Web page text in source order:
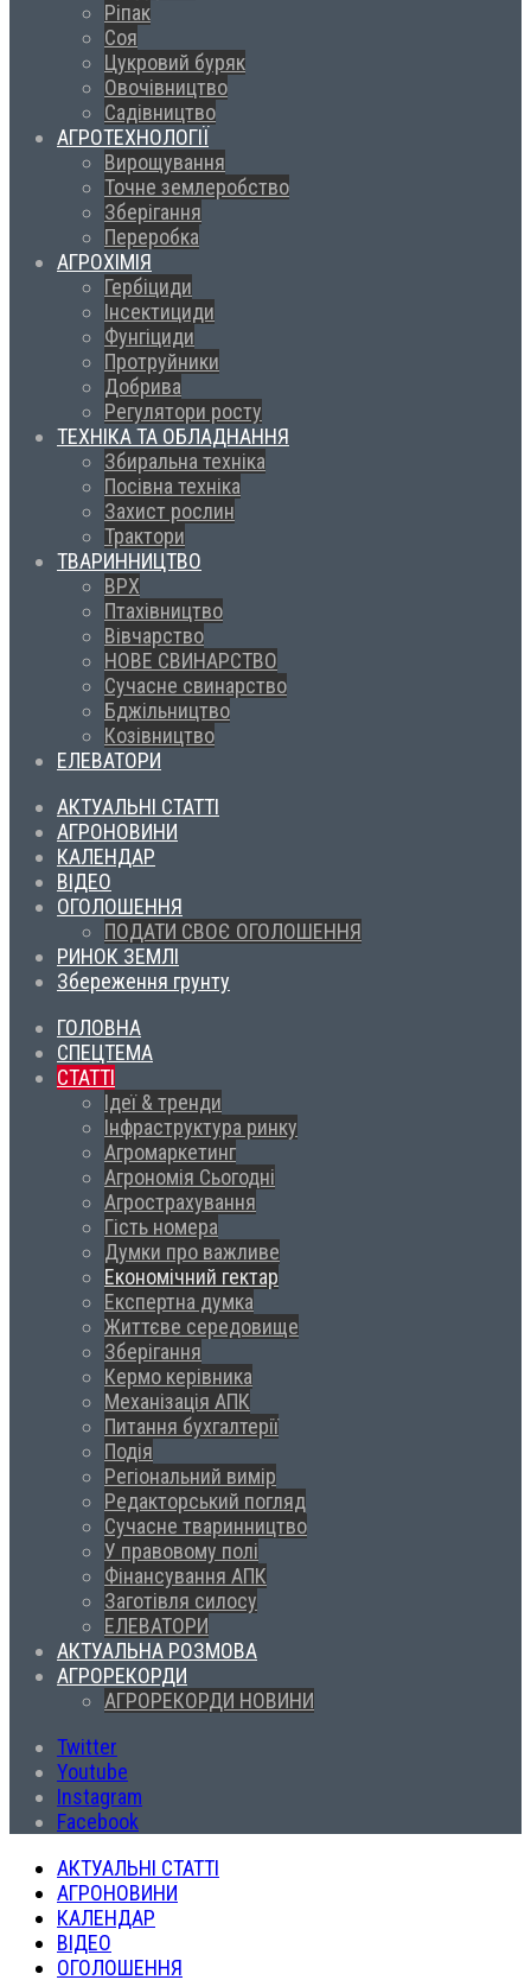
Ріпак
Соя
Цукровий буряк
Овочівництво
Садівництво
АГРОТЕХНОЛОГІЇ
Вирощування
Точне землеробство
Зберігання
Переробка
АГРОХІМІЯ
Гербіциди
Інсектициди
Фунгіциди
Протруйники
Добрива
Регулятори росту
ТЕХНІКА ТА ОБЛАДНАННЯ
Збиральна техніка
Посівна техніка
Захист рослин
Трактори
ТВАРИННИЦТВО
ВРХ
Птахівництво
Вівчарство
НОВЕ СВИНАРСТВО
Сучасне свинарство
Бджільництво
Козівництво
ЕЛЕВАТОРИ
АКТУАЛЬНІ СТАТТІ
АГРОНОВИНИ
КАЛЕНДАР
ВІДЕО
ОГОЛОШЕННЯ
ПОДАТИ СВОЄ ОГОЛОШЕННЯ
РИНОК ЗЕМЛІ
Збереження грунту
ГОЛОВНА
СПЕЦТЕМА
СТАТТІ
Ідеї & тренди
Інфраструктура ринку
Агромаркетинг
Агрономія Сьогодні
Агрострахування
Гість номера
Думки про важливе
Економічний гектар
Експертна думка
Життєве середовище
Зберігання
Кермо керівника
Механізація АПК
Питання бухгалтерії
Подія
Регіональний вимір
Редакторський погляд
Сучасне тваринництво
У правовому полі
Фінансування АПК
Заготівля силосу
ЕЛЕВАТОРИ
АКТУАЛЬНА РОЗМОВА
АГРОРЕКОРДИ
АГРОРЕКОРДИ НОВИНИ
Twitter
Youtube
Instagram
Facebook
АКТУАЛЬНІ СТАТТІ
АГРОНОВИНИ
КАЛЕНДАР
ВІДЕО
ОГОЛОШЕННЯ